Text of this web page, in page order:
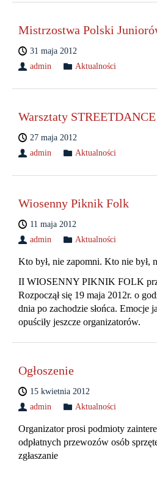
Mistrzostwa Polski
31 maja 2012
admin
Aktualności
Warsztaty STREETDANCE
27 maja 2012
admin
Aktualności
Wiosenny Piknik Folk
11 maja 2012
admin
Aktualności
Kto był, nie zapomni. Kto nie był,
II WIOSENNY PIKNIK FOLK
Rozpoczął się 19 maja 2012r. o
dnia po zachodzie słońca. Emocje
opuściły jeszcze organizatorów.
Ogłoszenie
15 kwietnia 2012
admin
Aktualności
Organizator prosi podmioty
odpłatnych przewozów osób
zgłaszanie